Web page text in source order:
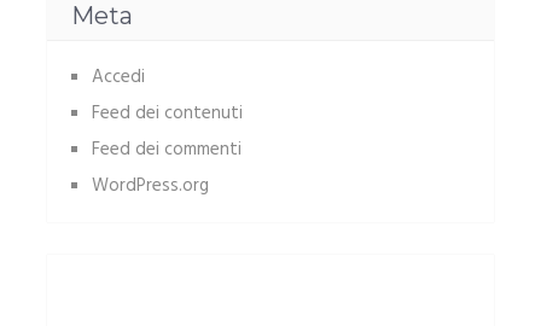
Meta
Accedi
Feed dei contenuti
Feed dei commenti
WordPress.org